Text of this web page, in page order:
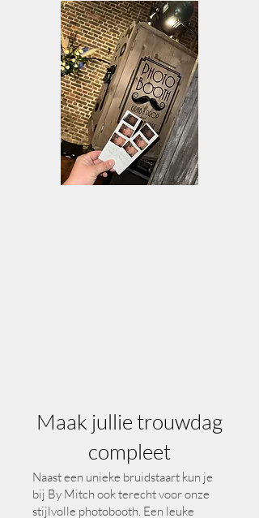
Maak jullie trouwdag
compleet
Naast een unieke bruidstaart kun je
bij By Mitch ook terecht voor onze
stijlvolle photobooth. Een leuke